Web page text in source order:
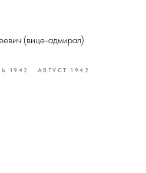
(вице-адмирал)
1942 АВГУСТ 1942